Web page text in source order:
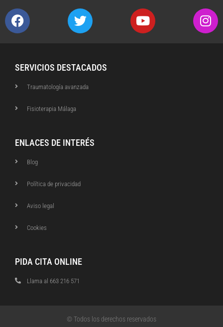
SERVICIOS DESTACADOS
Traumatología avanzada
Fisioterapia Málaga
ENLACES DE INTERÉS
Blog
Política de privacidad
Aviso legal
Cookies
PIDA CITA ONLINE
Llama al 663 216 571
© Todos los derechos reservados